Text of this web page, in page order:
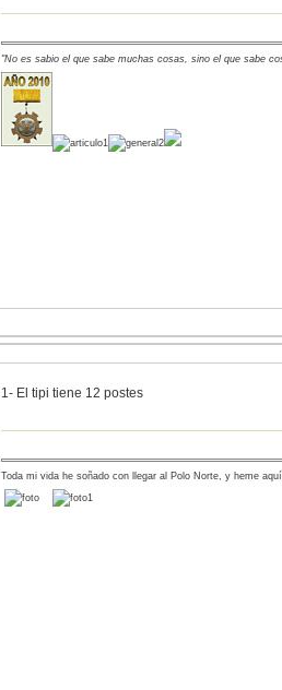
"No es sabio el que sabe muchas cosas, sino el que sabe
1- El tipi tiene 12 postes
Toda mi vida he soñado con llegar al Polo Norte, y heme